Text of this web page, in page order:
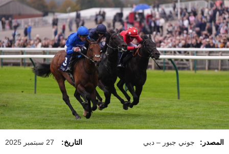
المصدر: جوني جبور – دبي التاريخ: 27 سبتمبر 2025